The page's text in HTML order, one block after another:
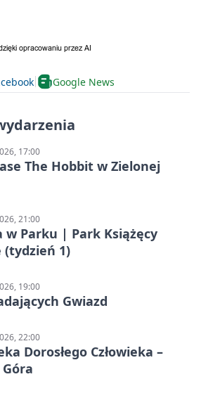
Google News
17:00
The Hobbit w Zielonej
21:00
w Parku | Park Książęcy
(tydzień 1)
19:00
Gwiazd
22:00
Dorosłego Człowieka –